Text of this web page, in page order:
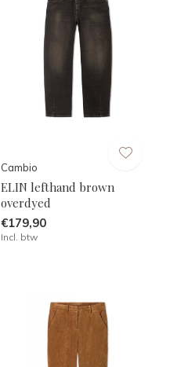
Cambio
ELIN lefthand brown
overdyed
€179,90
Incl. btw